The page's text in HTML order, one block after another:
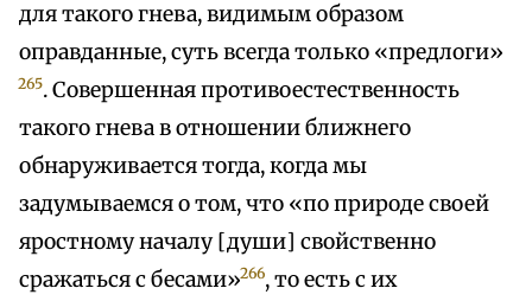
для такого гнева, видимым образом
оправданные, суть всегда только «предлоги»
265. Совершенная противоестественность
такого гнева в отношении ближнего
обнаруживается тогда, когда мы
задумываемся о том, что «по природе своей
яростному началу [души] свойственно
сражаться с бесами»266, то есть с их